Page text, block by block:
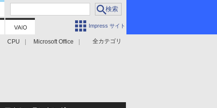
Impress サイト
全カテゴリ
CPU Microsoft Office